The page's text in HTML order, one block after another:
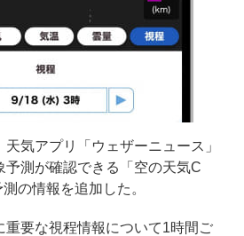
気アプリ「ウェザーニュース」
予測が確認できる「空の天気C
の情報を追加した。
重要な視程情報について1時間ご